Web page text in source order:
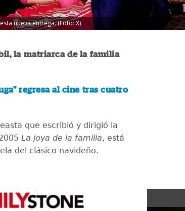
nueva entrega. (Foto: X)
la matriarca de la familia
regresa al cine tras cuatro
que escribió y dirigió la
La joya de la familia, está
del clásico navideño.